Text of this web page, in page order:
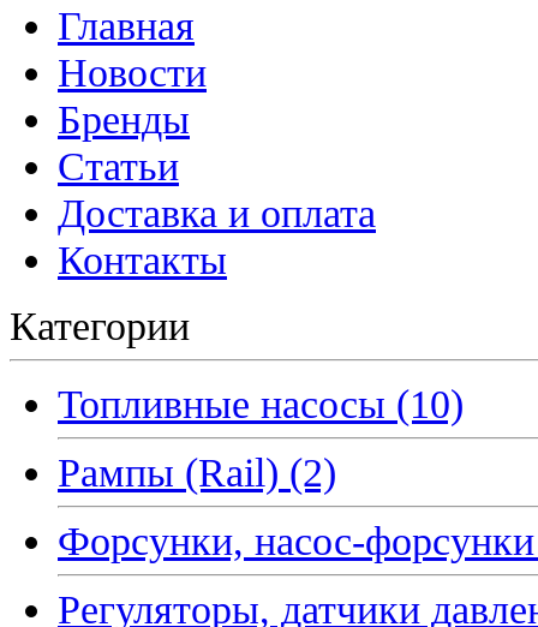
Главная
Новости
Бренды
Статьи
Доставка и оплата
Контакты
Категории
Топливные насосы (10)
Рампы (Rail) (2)
Форсунки, насос-
Регуляторы, датчики